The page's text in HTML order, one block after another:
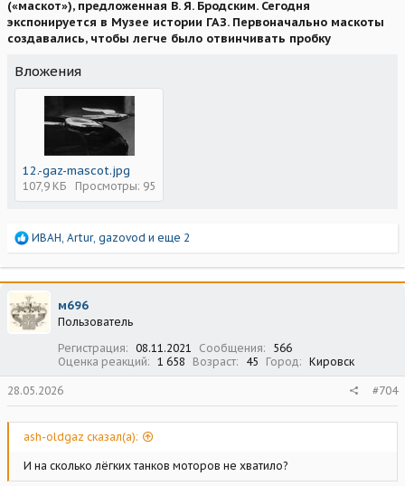
(«маскот»), предложенная В. Я. Бродским. Сегодня
экспонируется в Музее истории ГАЗ. Первоначально маскоты
создавались, чтобы легче было отвинчивать пробку
Вложения
12.-gaz-mascot.jpg
107,9 КБ Просмотры: 95
Р
а
к
ц
и
и
ИВАН Artur, gazovod и еще 2
м696
Пользователь
Регистрация
08.11.2021 Сообщения
566
Оценка реакций
1 658 Возраст 45 Город Кировск
28.05.2026 #704
ash-oldgaz сказал(а):
И на сколько лёгких танков моторов не хватило?